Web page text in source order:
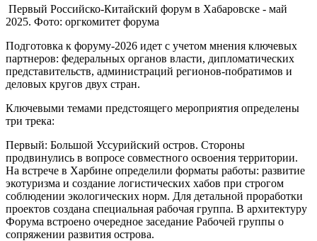
Первый Российско-Китайский форум в Хабаровске - май
2025. Фото: оргкомитет форума
Подготовка к форуму-2026 идет с учетом мнения ключевых
партнеров: федеральных органов власти, дипломатических
представительств, администраций регионов-побратимов и
деловых кругов двух стран.
Ключевыми темами предстоящего мероприятия определены
три трека:
Первый: Большой Уссурийский остров. Стороны
продвинулись в вопросе совместного освоения территории.
На встрече в Харбине определили форматы работы: развитие
экотуризма и создание логистических хабов при строгом
соблюдении экологических норм. Для детальной проработки
проектов создана специальная рабочая группа. В архитектуру
Форума встроено очередное заседание Рабочей группы о
сопряжении развития острова.